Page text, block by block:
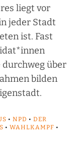
liegt vor
jeder Stadt
ist. Fast
über
bilden
• NPD • DER
• WAHLKAMPF •